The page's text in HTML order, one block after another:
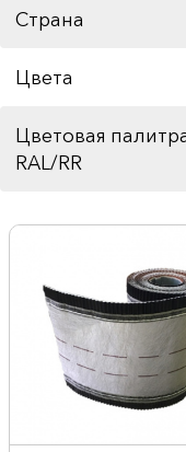
Страна
Цвета
Цветовая
RAL/RR